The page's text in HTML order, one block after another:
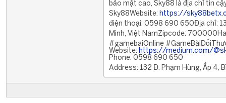
bảo mật cao, Sky88 là địa chỉ tin
Sky88Website: https://
điện thoại: 0598 690 650Địa chỉ:
Minh, Việt NamZipcode:
#gamebaiOnline
Website: https://medium.com/
Phone: 0598 690 650
Address: 132 Đ. Phạm Hùng, Ấp 4,